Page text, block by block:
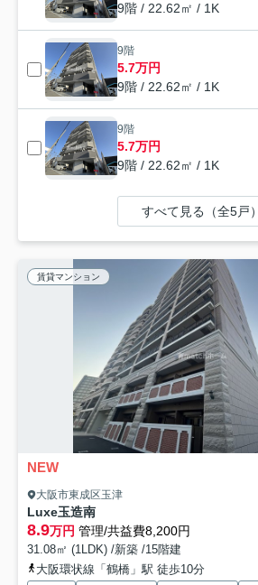
9階 / 22.62㎡ / 1K
9階
5.7万円
9階 / 22.62㎡ / 1K
9階
5.7万円
9階 / 22.62㎡ / 1K
すべて見る（全5戸）
賃貸マンション
NEW
大阪市東成区玉津
Luxe玉造南
8.9万円 管理/共益費8,200円
31.08㎡ (1LDK) /新築 /15階建
大阪環状線「鶴橋」駅 徒歩10分